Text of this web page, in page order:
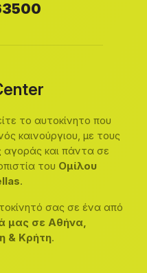
το αυτοκίνητο που
καινούργιου, με τους
αγοράς και πάντα σε
του Ομίλου
.
σας σε ένα από
μας σε Αθήνα,
& Κρήτη.